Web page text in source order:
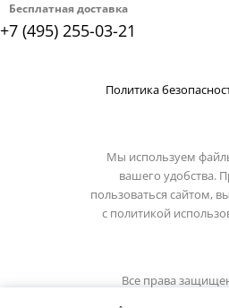
Бесплатная доставка
+7 (495) 255-03-21
Политика
Мы используем
вашего удобства.
пользоваться сайтом,
с политикой
Все права